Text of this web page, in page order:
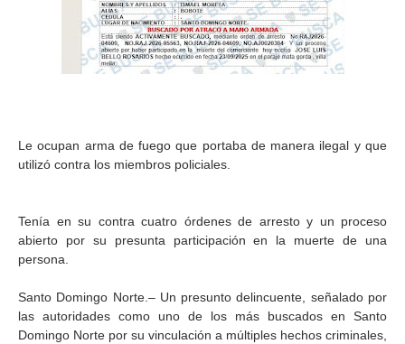
Le ocupan arma de fuego que portaba de manera ilegal y que
utilizó contra los miembros policiales.
Tenía en su contra cuatro órdenes de arresto y un proceso
abierto por su presunta participación en la muerte de una
persona.
Santo Domingo Norte.– Un presunto delincuente, señalado por
las autoridades como uno de los más buscados en Santo
Domingo Norte por su vinculación a múltiples hechos criminales,